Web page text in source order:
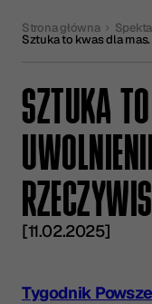
Strona główna
Sztuka to kwas dla
SZTUKA
[11.02.2025]
Tygodnik